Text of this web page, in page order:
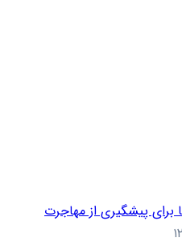
برای پیشگیری از مهاجرت